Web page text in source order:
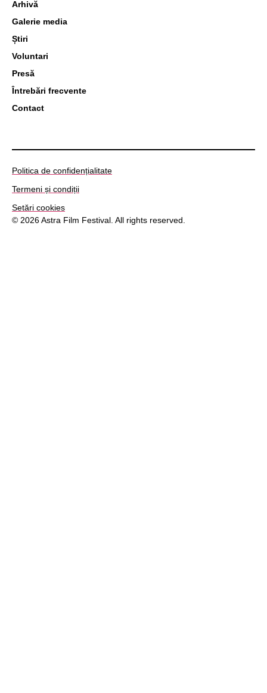
Arhivă
Galerie media
Știri
Voluntari
Presă
Întrebări frecvente
Contact
Politica de confidențialitate
Termeni și condiții
Setări cookies
© 2026 Astra Film Festival. All rights reserved.